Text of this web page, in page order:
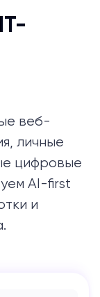
веб-
личные
цифровые
AI-first
и